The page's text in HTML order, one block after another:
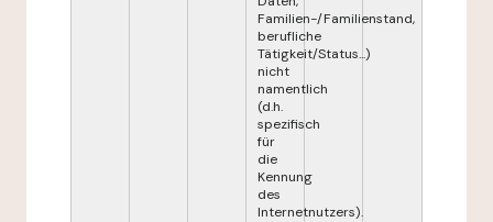
Familien-/Familienstand,
berufliche
Tätigkeit/Status...)
nicht
namentlich
(d.h.
spezifisch
für
die
Kennung
des
Internetnutzers).